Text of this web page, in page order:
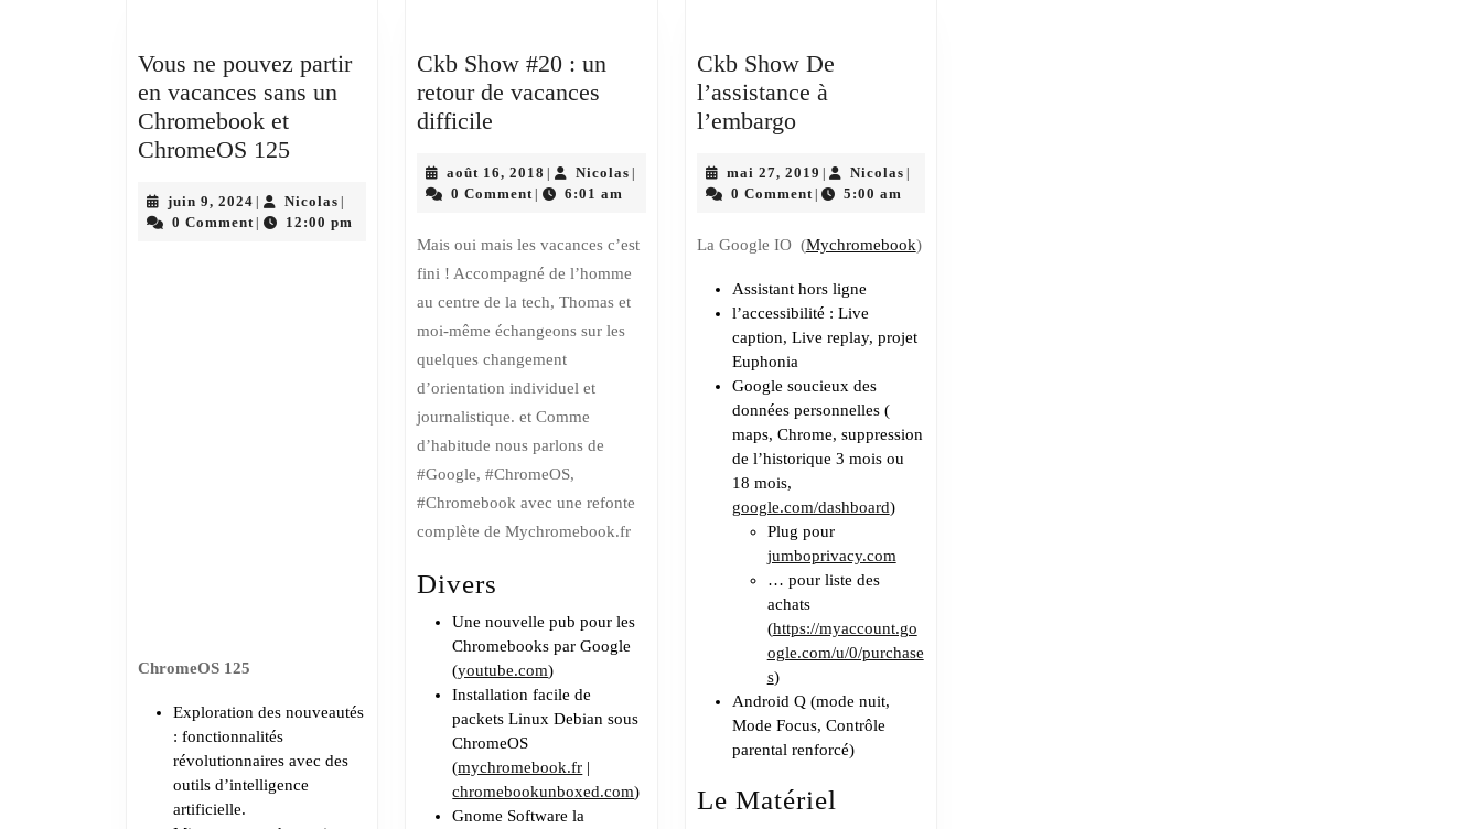
Vous ne pouvez partir
en vacances sans un
Chromebook et
ChromeOS 125Vous
pouvez
partir
juin 9, 2024 juin
9,
NicolasNicolas
0 Comment 12:00 pm
ChromeOS 125
Exploration des nouveautés
: fonctionnalités
révolutionnaires avec des
outils d’intelligence
artificielle.
Ckb Show #20 : un
retour de vacances
difficile
#20
:
un
retour
de
vacances
difficile
août 16, 2018 août
16,
Nicolas Nicolas
0 Comment 6:01 am
Mais oui mais les vacances c’est
fini ! Accompagné de l’homme
au centre de la tech, Thomas et
moi-même échangeons sur les
quelques changement
d’orientation individuel et
journalistique. et Comme
d’habitude nous parlons de
#Google, #ChromeOS,
#Chromebook avec une refonte
complète de Mychromebook.fr
Divers
Une nouvelle pub pour les
Chromebooks par Google
(youtube.com)
Installation facile de
packets Linux Debian sous
ChromeOS
(mychromebook.fr |
chromebookunboxed.com)
Gnome Software la
Ckb Show De
l’assistance à
l’embargoCkb
De
l’assistance
à
mai 27, 2019 mai
27,
Nicolas Nicolas
0 Comment 5:00 am
La Google IO (Mychromebook)
Assistant hors ligne
l’accessibilité : Live
caption, Live replay, projet
Euphonia
Google soucieux des
données personnelles (
maps, Chrome, suppression
de l’historique 3 mois ou
18 mois,
google.com/dashboard)
Plug pour
jumboprivacy.com
… pour liste des
achats
(https://myaccount.go
ogle.com/u/0/purchase
s)
Android Q (mode nuit,
Mode Focus, Contrôle
parental renforcé)
Le Matériel